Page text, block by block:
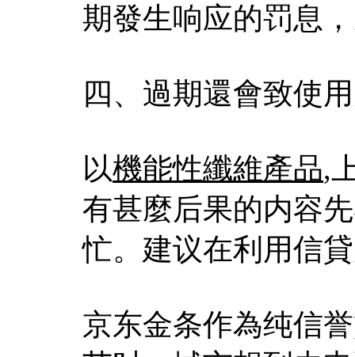
期發生响应的罚息
四、過期還會致使
以機能性纖維產品,
有甚麼后果的内容
忙。建议在利用信
京东金条作為纯信